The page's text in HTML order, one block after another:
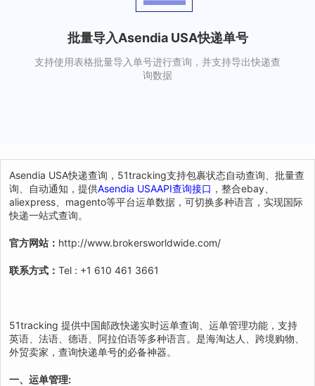
批量导入Asendia USA快递单号
支持使用表格批量导入单号进行查询，并支持导出快递查
询数据
Asendia USA快递查询，51tracking支持包裹状态自动查询、批量查
询、自动通知，提供Asendia USAAPI查询接口 ，整合ebay、
aliexpress、magento等平台运单数据，可切换多种语言，实现国际
快递一站式查询。
官方网站： http://www.brokersworldwide.com/
联系方式： Tel : +1 610 461 3661
51tracking 提供中国邮政快递实时运单查询、运单管理功能，支持
英语、法语、德语、阿拉伯语等多种语言。是海淘达人、跨境购物、
外贸卖家，查询快递单号的必备神器。
一、运单管理: